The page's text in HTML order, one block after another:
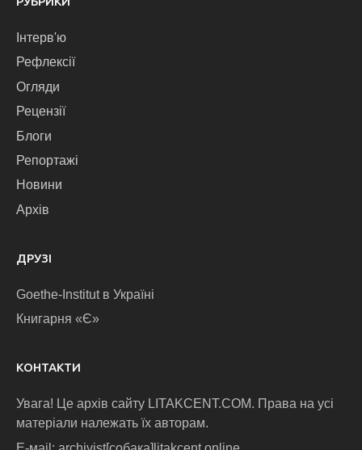
Інтерв'ю
Рефлексії
Огляди
Рецензії
Блоги
Репортажі
Новини
Архів
ДРУЗІ
Goethe-Institut в Україні
Книгарня «Є»
КОНТАКТИ
Увага! Це архів сайту LITAKCENT.COM. Права на усі
матеріали належать їх авторам.